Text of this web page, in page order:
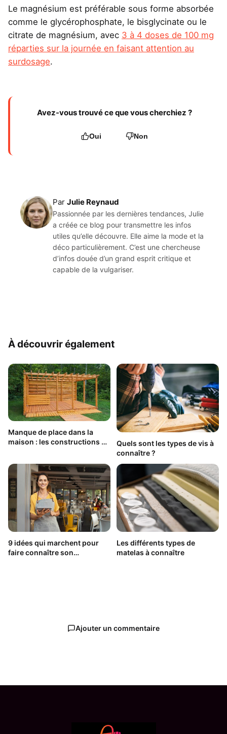
Le magnésium est préférable sous forme absorbée
comme le glycérophosphate, le bisglycinate ou le
citrate de magnésium, avec 3 à 4 doses de 100 mg
réparties sur la journée en faisant attention au
surdosage.
Avez-vous trouvé ce que vous cherchiez ?
Oui Non
Par Julie Reynaud
Passionnée par les dernières tendances, Julie
a créée ce blog pour transmettre les infos
utiles qu’elle découvre. Elle aime la mode et la
déco particulièrement. C’est une chercheuse
d’infos douée d’un grand esprit critique et
capable de la vulgariser.
À découvrir également
Manque de place dans la
maison : les constructions en
Quels sont les types de vis à
connaître ?
9 idées qui marchent pour
faire connaître son
Les différents types de
matelas à connaître
Ajouter un commentaire